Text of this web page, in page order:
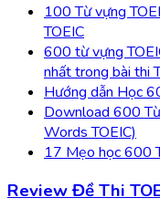
100 Từ vựng
TOEIC
600 từ vựng
nhất trong bài thi
Hướng dẫn Học
Download 600
Words TOEIC)
17 Mẹo học 600
Review Đề Thi